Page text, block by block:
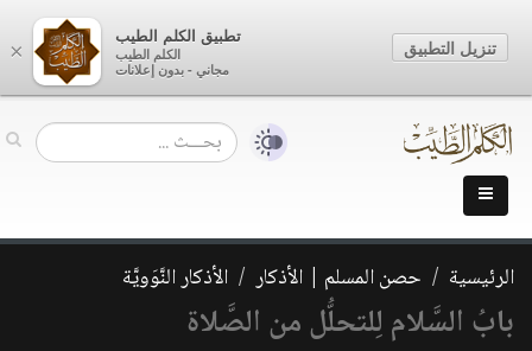
الرئيسية حصن المسلم | الأذكار الأذكار النَّوَويَّة
بابُ السَّلام لِلتحلُّل من الصَّلاة
×
تطبيق الكلم الطيب
الكلم الطيب
مجاني - بدون إعلانات
تنزيل التطبيق